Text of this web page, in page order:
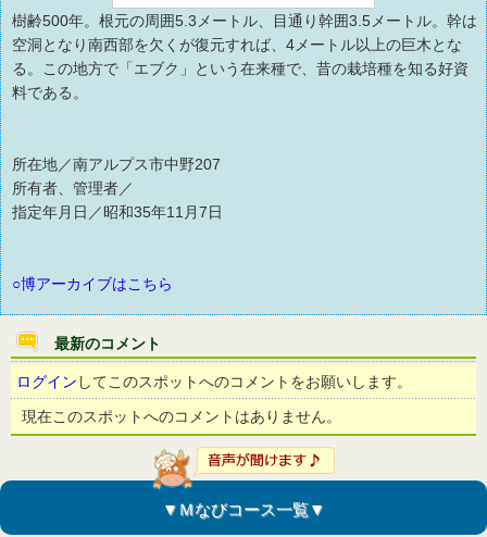
樹齢500年。根元の周囲5.3メートル、目通り幹囲3.5メートル。幹は
空洞となり南西部を欠くが復元すれば、4メートル以上の巨木とな
る。この地方で「エブク」という在来種で、昔の栽培種を知る好資
料である。
所在地／南アルプス市中野207
所有者、管理者／
指定年月日／昭和35年11月7日
○博アーカイブはこちら
最新のコメント
ログイン してこのスポットへのコメントをお願いします。
現在このスポットへのコメントはありません。
▼Ｍなびコース一覧▼